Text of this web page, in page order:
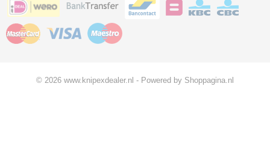
© 2026 www.knipexdealer.nl - Powered by Shoppagina.nl